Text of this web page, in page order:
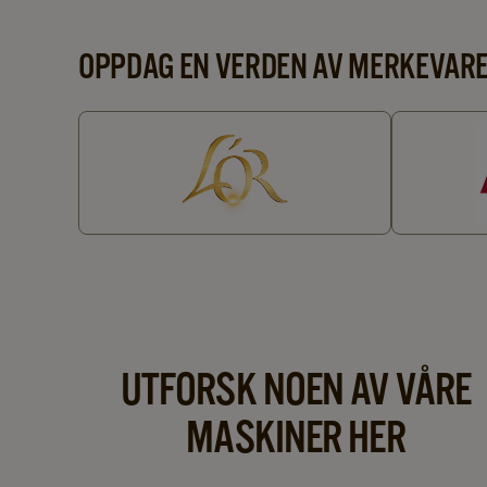
OPPDAG EN VERDEN AV
UTFORSK NOEN AV VÅRE
MASKINER HER